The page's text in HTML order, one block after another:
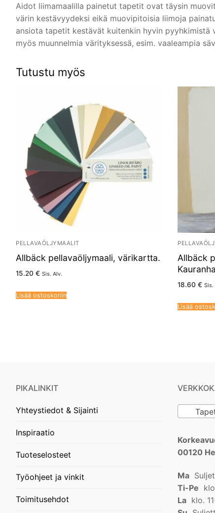
Aidot liimamaalilla painetut tapetit ovat täysin
värin kestävyydeksi eikä muovipitoisia liimoja
ansiota tapetit kestävät kuitenkin hyvin pyyhkimistä
myös muunnelmia värityksessä, esim. vaaleampia
Tutustu myös
PELLAVAÖLJYMAALIT
Allbäck pellavaöljymaali, värikartta.
15.20 € Sis. Alv.
Lisää ostoskoriin
Allbäck
18.60 € Sis.
Lisää
PIKALINKIT
Yhteystiedot & Sijainti
Inspiraatio
Tuoteselosteet
Työohjeet ja vinkit
Toimitusehdot
00120
Ma
Ti-Pe
La klo.